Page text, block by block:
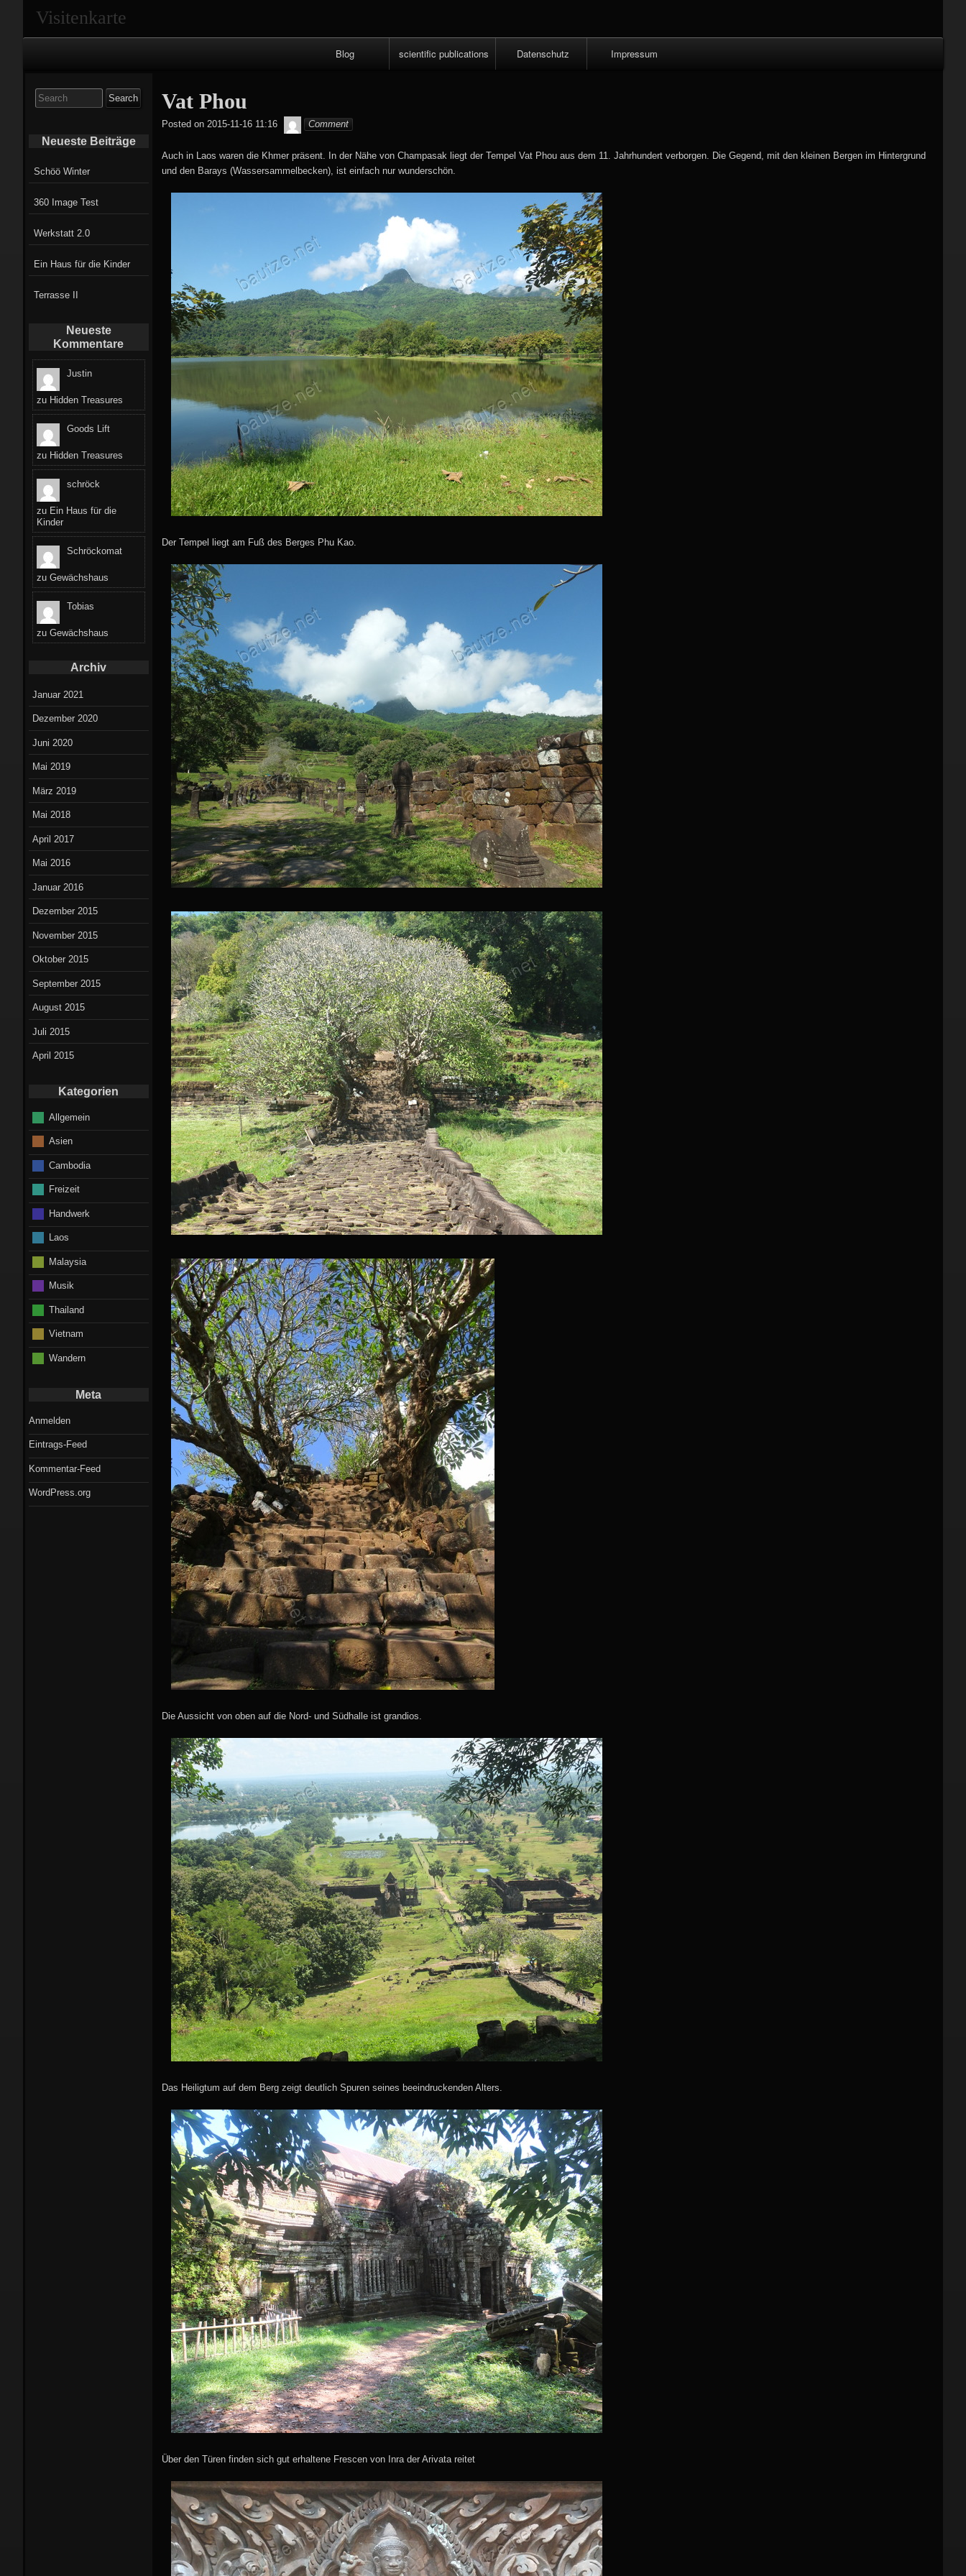
Visitenkarte
Blog scientific publications Datenschutz Impressum
Vat Phou
Posted on 2015-11-16 11:16 Tobias
Comment
Auch in Laos waren die Khmer präsent. In der Nähe von Champasak liegt der Tempel Vat Phou aus dem 11. Jahrhundert verborgen. Die Gegend, mit den kleinen Bergen im Hintergrund
und den Barays (Wassersammelbecken), ist einfach nur wunderschön.
Der Tempel liegt am Fuß des Berges Phu Kao.
Die Aussicht von oben auf die Nord- und Südhalle ist grandios.
Das Heiligtum auf dem Berg zeigt deutlich Spuren seines beeindruckenden Alters.
Über den Türen finden sich gut erhaltene Frescen von Inra der Arivata reitet
Search
for:
Neueste Beiträge
Schöö Winter
360 Image Test
Werkstatt 2.0
Ein Haus für die Kinder
Terrasse II
Neueste
Kommentare
Justin
zu Hidden Treasures
Goods Lift
zu Hidden Treasures
schröck
zu Ein Haus für die
Kinder
Schröckomat
zu Gewächshaus
Tobias
zu Gewächshaus
Archiv
Januar 2021
Dezember 2020
Juni 2020
Mai 2019
März 2019
Mai 2018
April 2017
Mai 2016
Januar 2016
Dezember 2015
November 2015
Oktober 2015
September 2015
August 2015
Juli 2015
April 2015
Kategorien
Allgemein
Asien
Cambodia
Freizeit
Handwerk
Laos
Malaysia
Musik
Thailand
Vietnam
Wandern
Meta
Anmelden
Eintrags-Feed
Kommentar-Feed
WordPress.org